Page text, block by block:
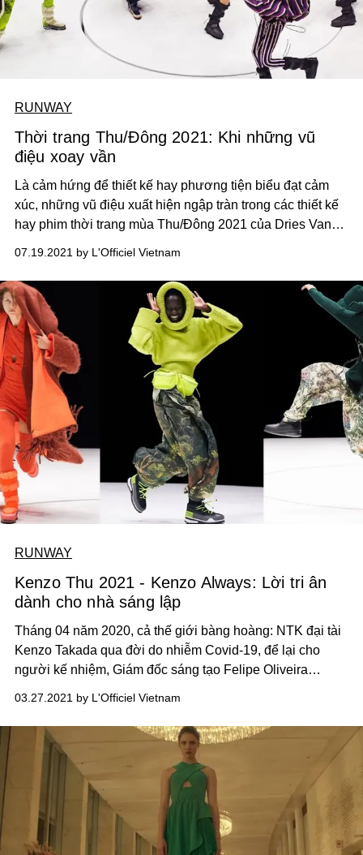
RUNWAY
Thời trang Thu/Đông 2021: Khi những vũ
điệu xoay vần
Là cảm hứng để thiết kế hay phương tiện biểu đạt cảm
xúc, những vũ điệu xuất hiện ngập tràn trong các thiết kế
hay phim thời trang mùa Thu/Đông 2021 của Dries Van
07.19.2021 by L'Officiel Vietnam
RUNWAY
Kenzo Thu 2021 - Kenzo Always: Lời tri ân
dành cho nhà sáng lập
Tháng 04 năm 2020, cả thế giới bàng hoàng: NTK đại tài
Kenzo Takada qua đời do nhiễm Covid-19, để lại cho
người kế nhiệm, Giám đốc sáng tạo Felipe Oliveira
công việc vẫn phải tiếp tục và sứ mệnh của Kenzo vẫn
phải hoàn thành.
03.27.2021 by L'Officiel Vietnam